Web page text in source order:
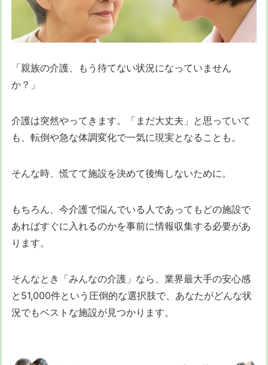
「親族の介護、もう待てない状況になっていません
か？」
介護は突然やってきます。「まだ大丈夫」と思っていて
も、転倒や急な体調変化で一気に現実となることも。
そんな時、慌てて施設を決めて後悔しないために。
もちろん、今介護で悩んでいる人であってもどの施設で
あればすぐに入れるのかを事前に情報収集する必要があ
ります。
そんなとき「みんなの介護」なら、業界最大手の安心感
と51,000件という圧倒的な選択肢で、あなたがどんな状
況でもベストな施設が見つかります。